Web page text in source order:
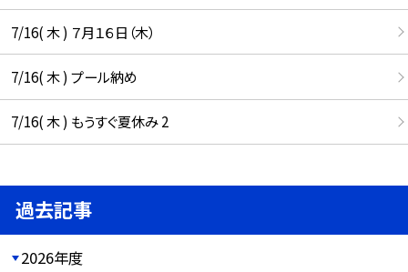
7/16( 木 ) ７月１６日（木）
7/16( 木 ) プール納め
7/16( 木 ) もうすぐ夏休み 2
過去記事
2026年度